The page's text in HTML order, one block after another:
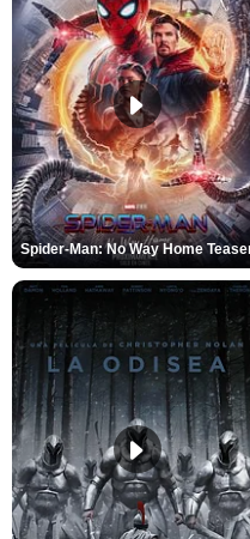
Spider-Man: No Way Home